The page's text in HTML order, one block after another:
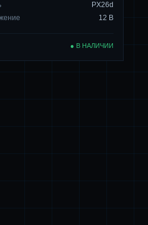
PX26d
12 В
● В НАЛИЧИИ